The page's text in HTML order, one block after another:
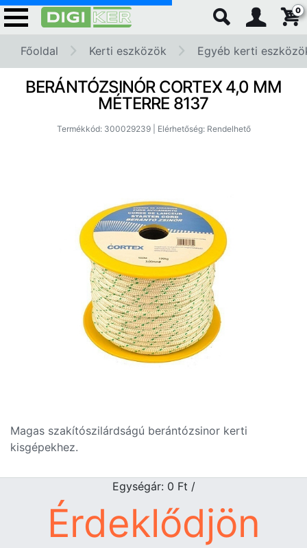
0
Főoldal Kerti eszközök Egyéb kerti
BERÁNTÓZSINÓR CORTEX 4,0 MM
MÉTERRE 8137
Termékkód: 300029239 | Elérhetőség: Rendelhető
Magas szakítószilárdságú berántózsinor kerti
kisgépekhez.
Egységár: 0 Ft /
Érdeklődjön